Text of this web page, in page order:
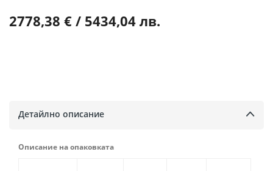
2778,38 € / 5434,04 лв.
Детайлно описание
Описание на опаковката